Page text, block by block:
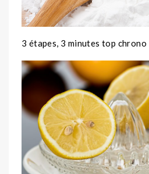
3 étapes, 3 minutes top chrono